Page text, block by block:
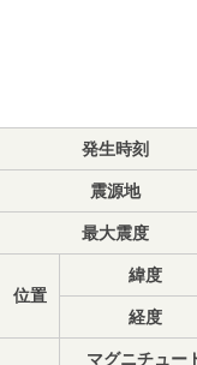
発生時刻
震源地
最大震度
位置
緯度
経度
マグニチュー